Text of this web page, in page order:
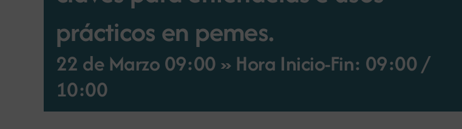
prácticos en pemes.
22 de Marzo 09:00 » Hora Inicio-Fin: 09:00/
10:00